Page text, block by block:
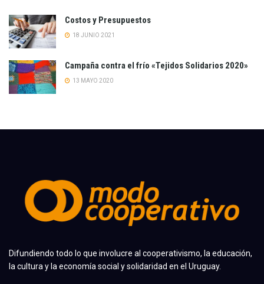
Costos y Presupuestos
18 JUNIO 2021
Campaña contra el frío «Tejidos Solidarios 2020»
13 MAYO 2020
Difundiendo todo lo que involucre al cooperativismo, la educación,
la cultura y la economía social y solidaridad en el Uruguay.